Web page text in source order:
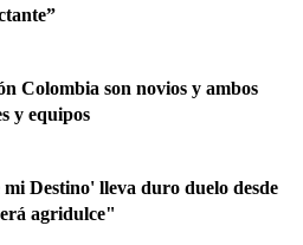
Colombia son novios y ambos
y equipos
Destino' lleva duro duelo desde
agridulce"